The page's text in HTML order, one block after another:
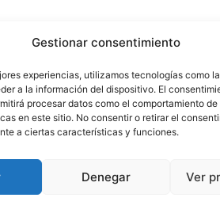
Gestionar consentimiento
experiencias, utilizamos tecnologías como
a la información del dispositivo. El
procesar datos como el comportamiento
en este sitio. No consentir o retirar el
a ciertas características y funciones.
Denegar Ver